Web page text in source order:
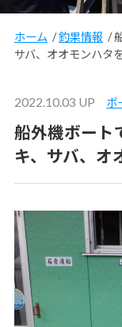
ホーム /釣果情報 /
サバ、オオモンハタ
2022.10.03 UP ボ
船外機ボート
キ、サバ、オ